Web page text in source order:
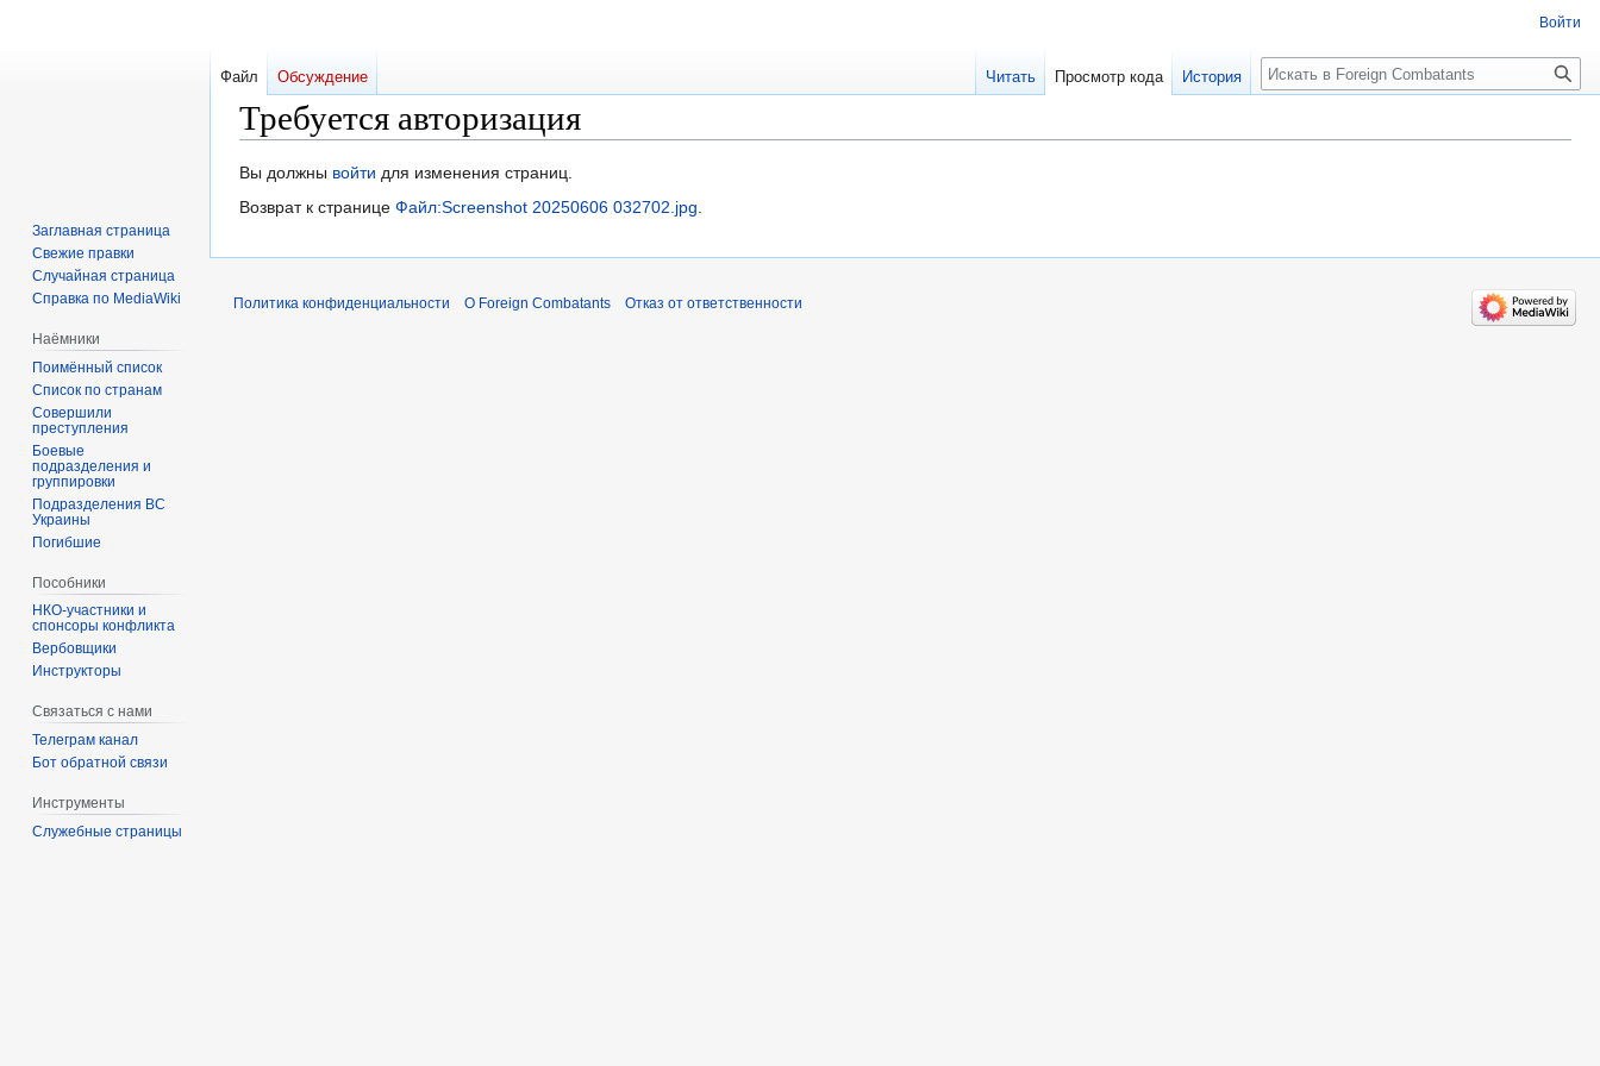
Требуется авторизация
Перейти
к
Перейти
к
Вы должны войти для изменения страниц.
Возврат к странице Файл:Screenshot 20250606 032702.jpg.
Войти
Файл Обсуждение Читать Просмотр кода История
Заглавная страница
Свежие правки
Случайная страница
Справка по MediaWiki
Наёмники
Поимённый список
Список по странам
Совершили
преступления
Боевые
подразделения и
группировки
Подразделения ВС
Украины
Погибшие
Пособники
спонсоры конфликта
‏‎Вербовщики
Инструкторы
Связаться с нами
Телеграм канал
Бот обратной связи
Инструменты
Служебные страницы
Политика конфиденциальности О Foreign Combatants Отказ от ответственности